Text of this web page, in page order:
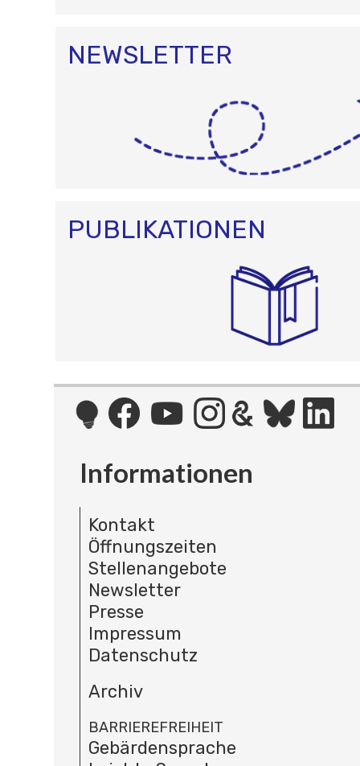
NEWSLETTER
PUBLIKATIONEN
Informationen
Kontakt
Öffnungszeiten
Stellenangebote
Newsletter
Presse
Impressum
Datenschutz
Archiv
BARRIEREFREIHEIT
Gebärdensprache